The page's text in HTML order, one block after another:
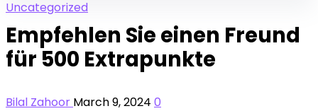
Uncategorized
Empfehlen Sie einen Freund
für 500 Extrapunkte
Bilal Zahoor March 9, 2024 0